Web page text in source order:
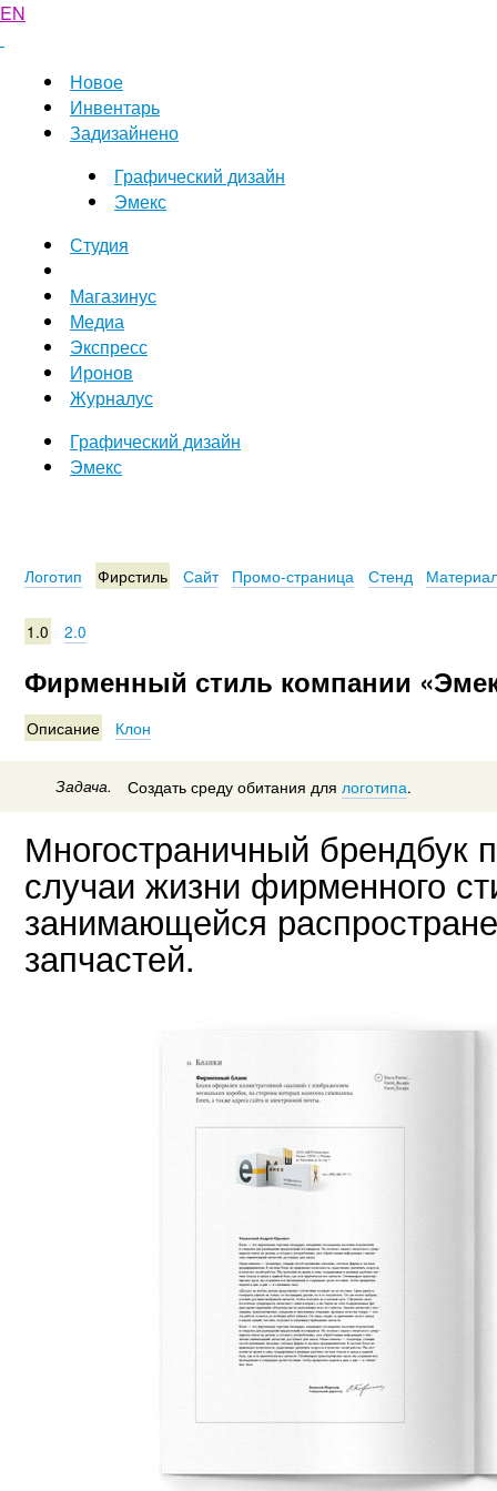
EN
Новое
Инвентарь
Задизайнено
Графический дизайн
Эмекс
Студия
Магазинус
Медиа
Экспресс
Иронов
Журналус
Графический дизайн
Эмекс
Логотип Фирстиль Сайт Промо-страница Стенд
1.0 2.0
Фирменный стиль компании
Описание Клон
Задача. Создать среду обитания для логотипа.
Многостраничный брендбук
случаи жизни фирменного
занимающейся
запчастей.